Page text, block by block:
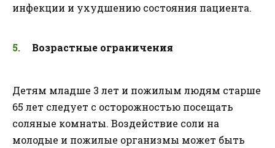
инфекции и ухудшению состояния пациента.
Возрастные ограничения
Детям младше 3 лет и пожилым людям старше
65 лет следует с осторожностью посещать
соляные комнаты. Воздействие соли на
молодые и пожилые организмы может быть